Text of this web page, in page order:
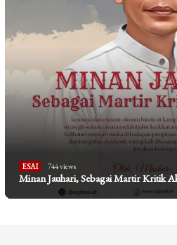
ESAI 744 views
Minan Jauhari, Sebagai Martir Kritik